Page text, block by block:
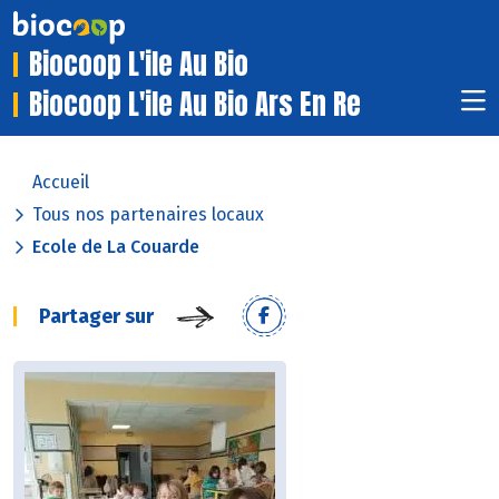
Biocoop L'ile Au Bio
Biocoop L'ile Au Bio Ars En Re
Accueil
Tous nos partenaires locaux
Ecole de La Couarde
Partager sur